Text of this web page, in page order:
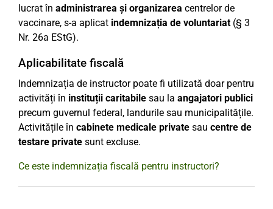
lucrat în administrarea și organizarea centrelor de
vaccinare, s-a aplicat indemnizația de voluntariat(§ 3
Nr. 26a EStG).
Aplicabilitate fiscală
Indemnizația de instructor poate fi utilizată doar pentru
activități în instituții caritabile sau la angajatori publici
precum guvernul federal, landurile sau municipalitățile.
Activitățile în cabinete medicale private sau centre de
testare private sunt excluse.
Ce este indemnizația fiscală pentru instructori?